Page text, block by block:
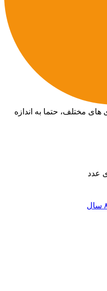
های مختلف، حتما به اندازه
عدد